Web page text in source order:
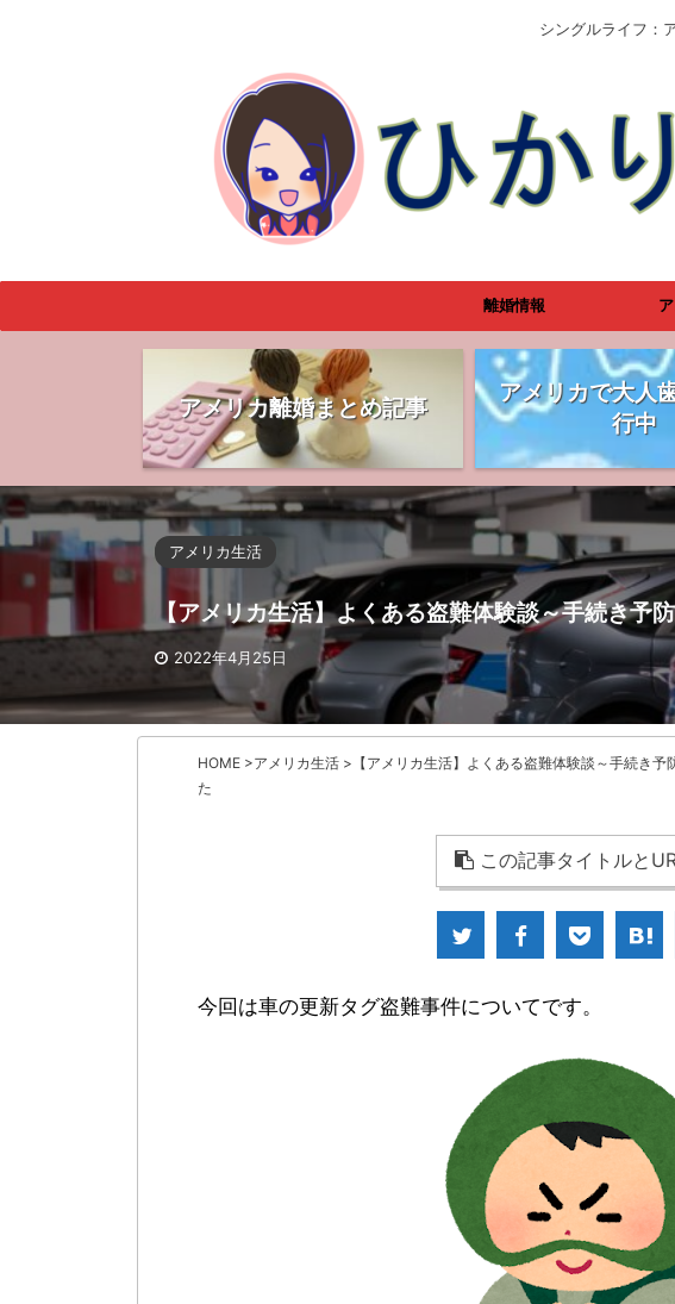
シングルライフ：
離婚情報
アメリカ離婚まとめ記事
アメリカで大人
行中
アメリカ生活
【アメリカ生活】よくある盗難体験談～手続き予
2022年4月25日
HOME >アメリカ生活 > 【アメリカ生活】よくある盗難体験談～手続き
た
この記事タイトルと
今回は車の更新タグ盗難事件についてです。